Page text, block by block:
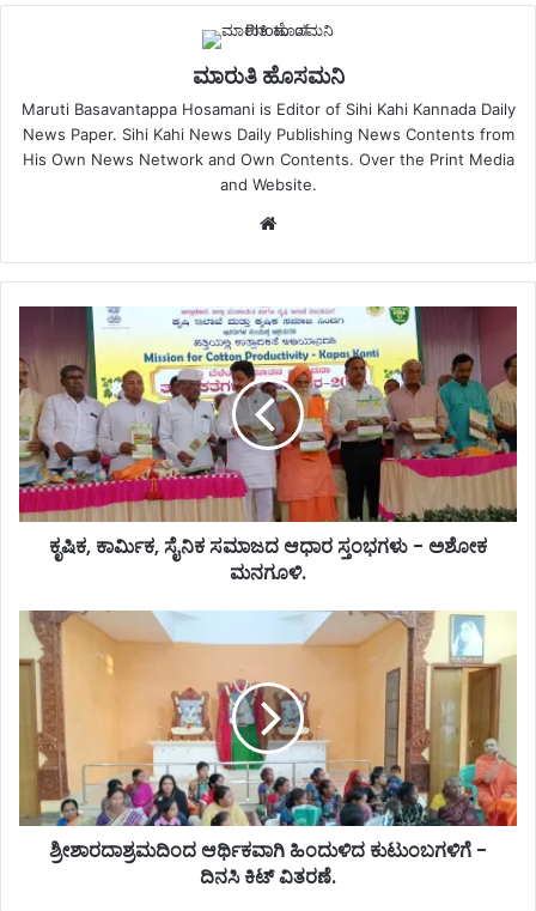
ಮಾರುತಿ ಹೊಸಮನಿ
Maruti Basavantappa Hosamani is Editor of Sihi Kahi Kannada Daily
News Paper. Sihi Kahi News Daily Publishing News Contents from
His Own News Network and Own Contents. Over the Print Media
and Website.
Website
ಕೃಷಿಕ, ಕಾರ್ಮಿಕ, ಸೈನಿಕ ಸಮಾಜದ ಆಧಾರ ಸ್ತಂಭಗಳು - ಅಶೋಕ
ಮನಗೂಳಿ.
ಶ್ರೀಶಾರದಾಶ್ರಮದಿಂದ ಆರ್ಥಿಕವಾಗಿ ಹಿಂದುಳಿದ ಕುಟುಂಬಗಳಿಗೆ -
ದಿನಸಿ ಕಿಟ್ ವಿತರಣೆ.